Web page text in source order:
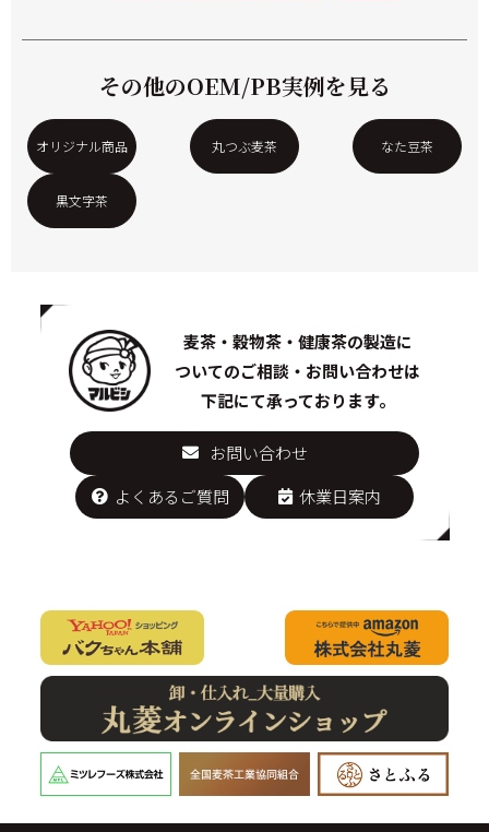
その他のOEM/PB実例を見る
オリジナル商品 丸つぶ麦茶 なた豆茶
黒文字茶
麦茶・穀物茶・健康茶の製造に
ついてのご相談・お問い合わせは
下記にて承っております。
お問い合わせ
よくあるご質問
休業日案内